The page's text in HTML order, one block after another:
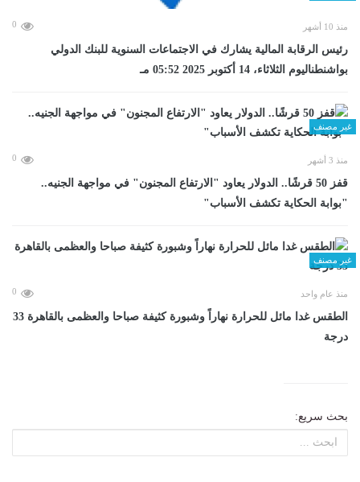
منذ 10 أشهر 0
رئيس الرقابة المالية يشارك في الاجتماعات السنوية للبنك الدولي
بواشنطناليوم الثلاثاء، 14 أكتوبر 2025 05:52 مـ
غير مصنف
منذ 3 أشهر 0
قفز 50 قرشًا.. الدولار يعاود "الارتفاع المجنون" في مواجهة الجنيه..
"بوابة الحكاية تكشف الأسباب"
غير مصنف
منذ عام واحد 0
الطقس غدا مائل للحرارة نهاراً وشبورة كثيفة صباحا والعظمى بالقاهرة 33
درجة
بحث سريع: